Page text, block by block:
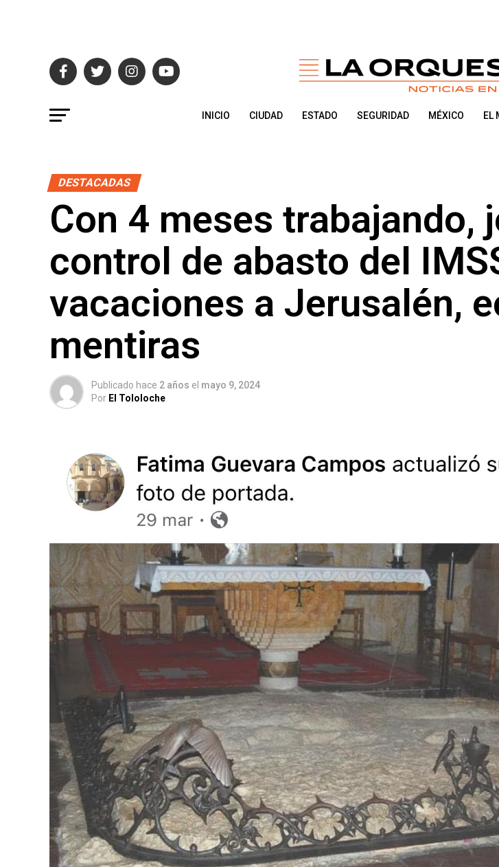
INICIO CIUDAD ESTADO SEGURIDAD MÉXICO EL
DESTACADAS
Con 4 meses trabajando,
control de abasto del
vacaciones a Jerusalén,
mentiras
Publicado hace 2 años el mayo 9, 2024
Por El Tololoche